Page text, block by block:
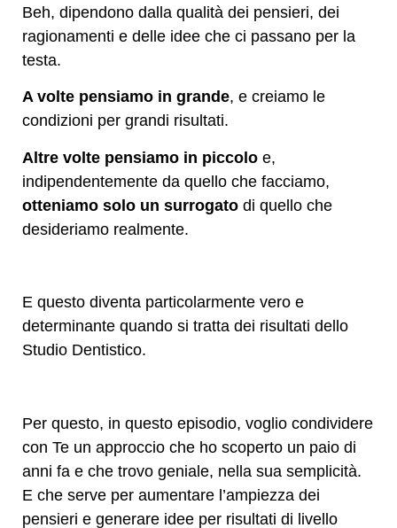
Beh, dipendono dalla qualità dei pensieri, dei
ragionamenti e delle idee che ci passano per la
testa.
A volte pensiamo in grande, e creiamo le
condizioni per grandi risultati.
Altre volte pensiamo in piccolo e,
indipendentemente da quello che facciamo,
otteniamo solo un surrogato di quello che
desideriamo realmente.
E questo diventa particolarmente vero e
determinante quando si tratta dei risultati dello
Studio Dentistico.
Per questo, in questo episodio, voglio condividere
con Te un approccio che ho scoperto un paio di
anni fa e che trovo geniale, nella sua semplicità.
E che serve per aumentare l’ampiezza dei
pensieri e generare idee per risultati di livello